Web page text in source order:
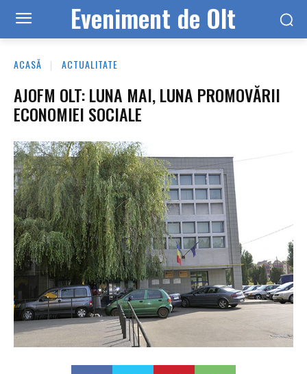
Eveniment de Olt
ACASĂ ACTUALITATE
AJOFM OLT: LUNA MAI, LUNA PROMOVĂRII
ECONOMIEI SOCIALE